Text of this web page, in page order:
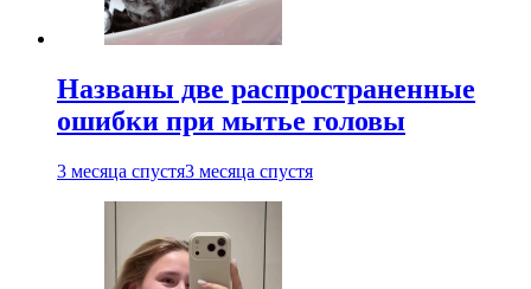
Названы две распространенные
ошибки при мытье головы
3 месяца спустя3 месяца спустя